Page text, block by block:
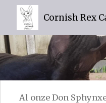
direct
naar
de
Cornish Rex
Al onze Don